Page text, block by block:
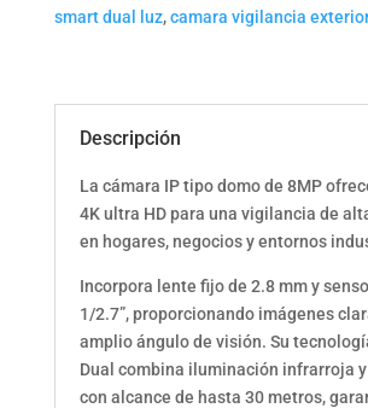
smart dual luz,camara vigilancia
Descripción
La cámara IP tipo domo de 8MP
4K ultra HD para una vigilancia de
en hogares, negocios y entornos
Incorpora lente fijo de 2.8 mm y
1/2.7”, proporcionando imágenes
amplio ángulo de visión. Su
Dual combina iluminación infrarroja
con alcance de hasta 30 metros,